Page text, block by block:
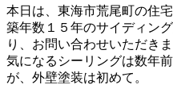
本日は、東海市荒尾町の住
築年数１５年のサイディン
り、お問い合わせいただきま
気になるシーリングは数年
が、外壁塗装は初めて。